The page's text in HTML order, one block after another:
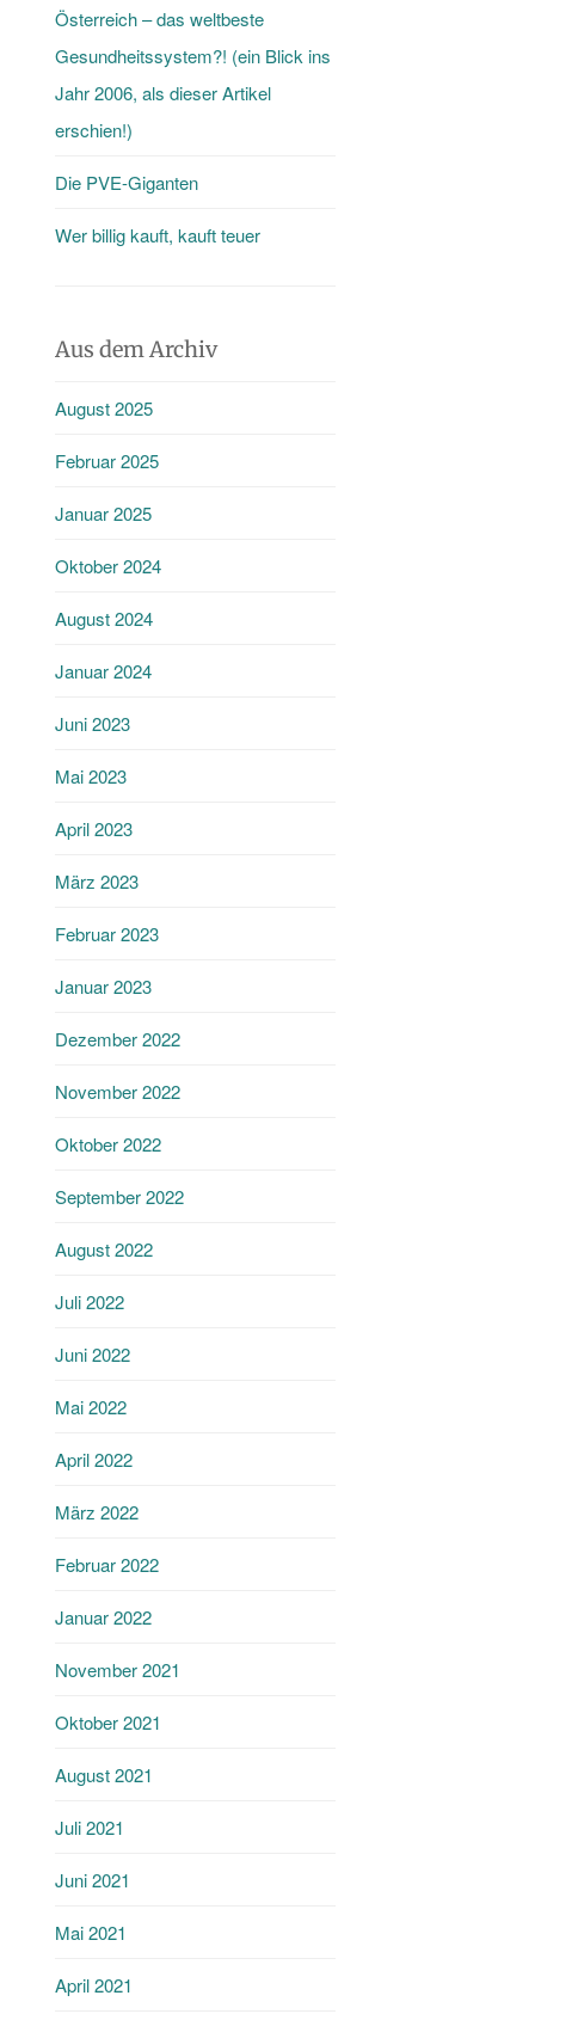
Österreich – das weltbeste
Gesundheitssystem?! (ein Blick ins
Jahr 2006, als dieser Artikel
erschien!)
Die PVE-Giganten
Wer billig kauft, kauft teuer
Aus dem Archiv
August 2025
Februar 2025
Januar 2025
Oktober 2024
August 2024
Januar 2024
Juni 2023
Mai 2023
April 2023
März 2023
Februar 2023
Januar 2023
Dezember 2022
November 2022
Oktober 2022
September 2022
August 2022
Juli 2022
Juni 2022
Mai 2022
April 2022
März 2022
Februar 2022
Januar 2022
November 2021
Oktober 2021
August 2021
Juli 2021
Juni 2021
Mai 2021
April 2021